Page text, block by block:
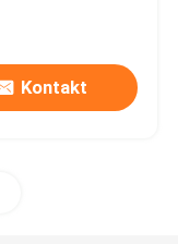
Kontakt